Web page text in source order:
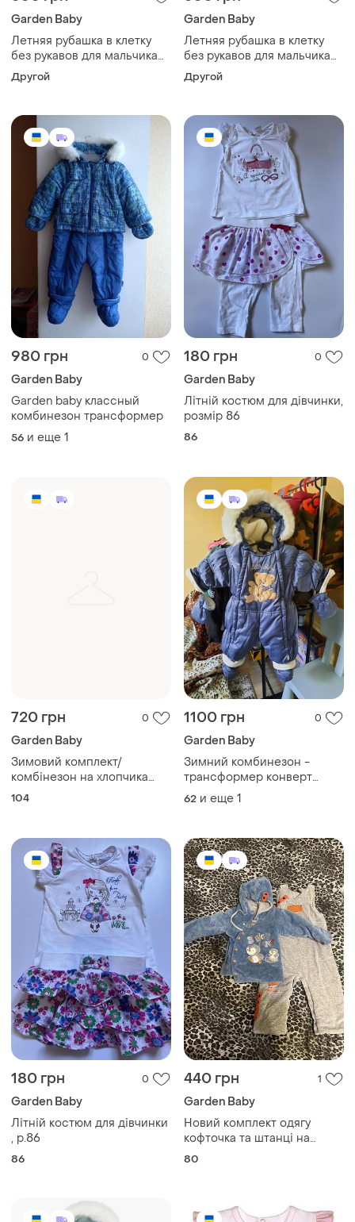
Garden Baby
Летняя рубашка в клетку
без рукавов для мальчика
размер 62 см
Другой
Garden Baby
Летняя рубашка в клетку
без рукавов для мальчика
размер 62 см
Другой
980 грн 0
Garden Baby
Garden baby классный
комбинезон трансформер
56 и еще 1
180 грн 0
Garden Baby
Літній костюм для дівчинки,
розмір 86
86
720 грн 0
Garden Baby
Зимовий комплект/
комбінезон на хлопчика
garden baby, б/в
104
1100 грн 0
Garden Baby
Зимний комбинезон -
трансформер конверт
демисезонный зимний на
подкладке (68 см)
62 и еще 1
180 грн 0
Garden Baby
Літній костюм для дівчинки
, р.86
86
440 грн 1
Garden Baby
Новий комплект одягу
кофточка та штанці на
малюка
80